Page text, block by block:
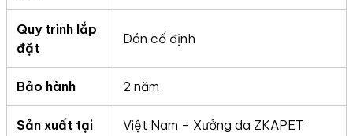
Quy trình lắp
đặt
Dán cố định
Bảo hành 2 năm
Sản xuất tại Việt Nam – Xưởng da ZKAPET